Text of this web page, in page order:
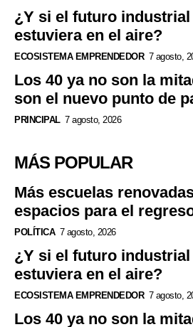
¿Y si el futuro
estuviera en el aire?
ECOSISTEMA EMPRENDEDOR 7 agosto,
Los 40 ya no son la
son el nuevo punto de
PRINCIPAL 7 agosto, 2026
MÁS POPULAR
Más escuelas
espacios para el
POLÍTICA 7 agosto, 2026
¿Y si el futuro
estuviera en el aire?
ECOSISTEMA EMPRENDEDOR 7 agosto,
Los 40 ya no son la